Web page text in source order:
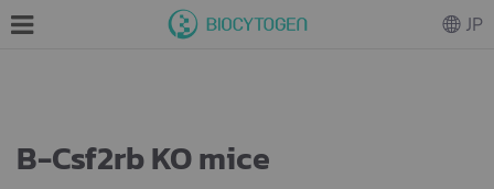
B-Csf2rb KO mice
JP